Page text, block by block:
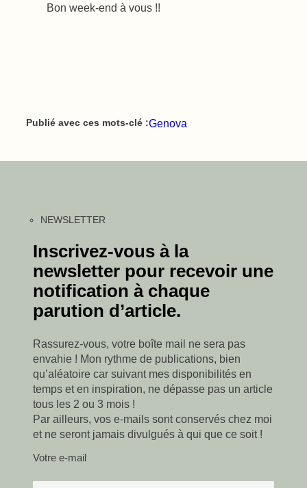
Bon week-end à vous !!
Publié avec ces mots-clé :Genova
NEWSLETTER
Inscrivez-vous à la
newsletter pour recevoir une
notification à chaque
parution d’article.
Rassurez-vous, votre boîte mail ne sera pas
envahie ! Mon rythme de publications, bien
qu’aléatoire car suivant mes disponibilités en
temps et en inspiration, ne dépasse pas un article
tous les 2 ou 3 mois !
Par ailleurs, vos e-mails sont conservés chez moi
et ne seront jamais divulgués à qui que ce soit !
Votre e-mail